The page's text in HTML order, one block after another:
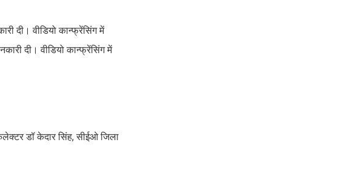
दी। वीडियो कान्फ्रेंसिंग में
दी। वीडियो कान्फ्रेंसिंग में
डॉ केदार सिंह, सीईओ जिला